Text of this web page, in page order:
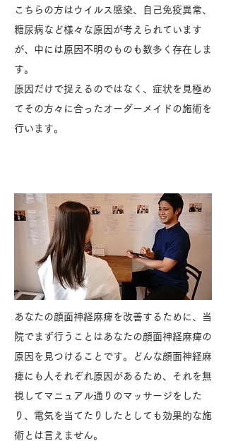
こちらの方はウイルス感染、自己免疫異常、
糖尿病など様々な原因が考えられています
が、中には原因不明のものも数多く存在しま
す。
原因だけで捉えるのではなく、症状を見極め
てその方々に合ったオーダーメイドの施術を
行います。
あなたの顔面神経麻痺を改善するために、当
院でまず行うことはあなたの顔面神経麻痺の
原因を見つけることです。どんな顔面神経麻
痺にも人それぞれ原因があるため、それを無
視してマニュアル通りのマッサージをした
り、電気を当てたりしたとしても効果的な施
術とは言えません。